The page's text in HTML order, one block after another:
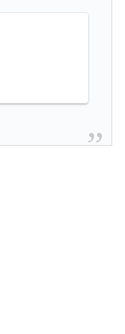
良いことを言っ
歴史のつなが
破りアジア杯優勝